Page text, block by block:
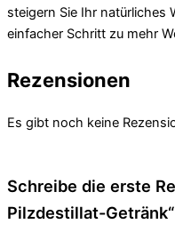
steigern Sie Ihr natürliches
einfacher Schritt zu mehr
Rezensionen
Es gibt noch keine
Schreibe die erste
Pilzdestillat-Getränk“